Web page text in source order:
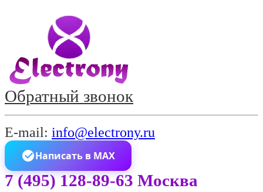
Обратный звонок
E-mail: info@electrony.ru
Написать в MAX
7 (495) 128-89-63 Москва